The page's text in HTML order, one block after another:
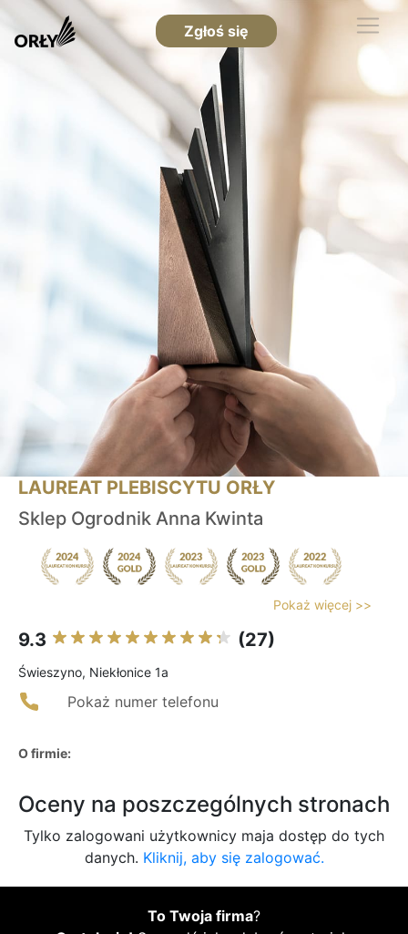
Zgłoś się
LAUREAT PLEBISCYTU ORŁY
Sklep Ogrodnik Anna Kwinta
Pokaż więcej >>
9.3 (27)
Świeszyno, Niekłonice 1a
Pokaż numer telefonu
O firmie:
Oceny na poszczególnych stronach
Tylko zalogowani użytkownicy maja dostęp do tych
danych. Kliknij, aby się zalogować.
To Twoja firma?